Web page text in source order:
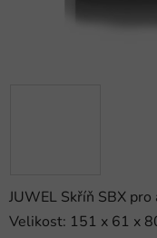
JUWEL Skříň SBX
Velikost: 151 x 61 x